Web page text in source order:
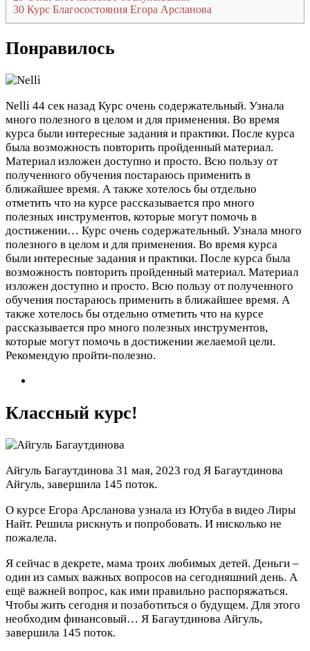
30 Курс Благосостояния Егора Арсланова
Понравилось
Nelli 44 сек назад Курс очень содержательный. Узнала
много полезного в целом и для применения. Во время
курса были интересные задания и практики. После курса
была возможность повторить пройденный материал.
Материал изложен доступно и просто. Всю пользу от
полученного обучения постараюсь применить в
ближайшее время. А также хотелось бы отдельно
отметить что на курсе рассказывается про много
полезных инструментов, которые могут помочь в
достижении… Курс очень содержательный. Узнала много
полезного в целом и для применения. Во время курса
были интересные задания и практики. После курса была
возможность повторить пройденный материал. Материал
изложен доступно и просто. Всю пользу от полученного
обучения постараюсь применить в ближайшее время. А
также хотелось бы отдельно отметить что на курсе
рассказывается про много полезных инструментов,
которые могут помочь в достижении желаемой цели.
Рекомендую пройти-полезно.
Классный курс!
Айгуль Багаутдинова 31 мая, 2023 год Я Багаутдинова
Айгуль, завершила 145 поток.
О курсе Егора Арсланова узнала из Ютуба в видео Лиры
Найт. Решила рискнуть и попробовать. И нисколько не
пожалела.
Я сейчас в декрете, мама троих любимых детей. Деньги –
один из самых важных вопросов на сегодняшний день. А
ещё важней вопрос, как ими правильно распоряжаться.
Чтобы жить сегодня и позаботиться о будущем. Для этого
необходим финансовый… Я Багаутдинова Айгуль,
завершила 145 поток.